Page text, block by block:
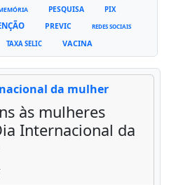
PESQUISA PIX
PREVIC REDES SOCIAIS
TAXA SELIC VACINA
da mulher
às mulheres
Internacional da